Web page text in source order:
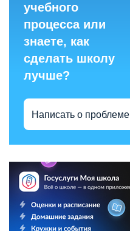
учебного
процесса или
знаете, как
сделать школу
лучше?
Написать о проблеме